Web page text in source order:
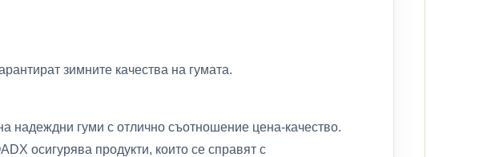
зимните качества на гумата.
надеждни гуми с отлично съотношение цена-качество.
осигурява продукти, които се справят с